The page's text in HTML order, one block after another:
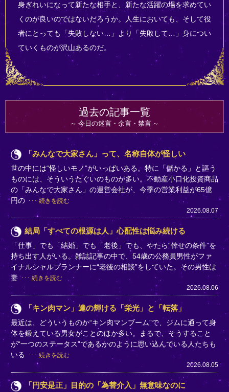
身ぎれいになって新たな相手と、新たな活躍の場を求めてい
くのが良いのではないだろうか。人生においても、そして役
者にとっても「失敗しない…」より「失敗して…」身につい
ていくものが沢山あるのだ。
過去の記事一覧
今日の迷言・余言・禁言
「みんなで大家さん」って、名称自体が怪しい
世の中には“怪しいモノ”がいっぱいある。特に「儲かる」と謳う
ものには、そういうたぐいのものが多い。不動産小口化投資商品
の「みんなで大家さん」の運営会社が、今季の営業利益が65億
円の
続きを読む
2026.08.07
結局「すべての根源は人」心配性は悩み続ける
「仕事」でも「結婚」でも「老後」でも、やたら“倖せの条件”を
持ち出す人がいる。雑誌記事の中で、54歳の公務員男性がファ
イナルシャルプランナーに“老後の相談”をしていた。その男性は
妻
続きを読む
2026.08.06
「キン肉マン」達の輝ける「栄光」と「転落」
最近は、どういうものか“キン肉マンブーム”で、ジムに通って身
体を鍛えている男女がことのほか多い。まるで、そうすること
が“一つのステータス”であるかのように思い込んでいる人たちも
いる
続きを読む
2026.08.05
「円安是正」目的の「為替介入」無意味なのに